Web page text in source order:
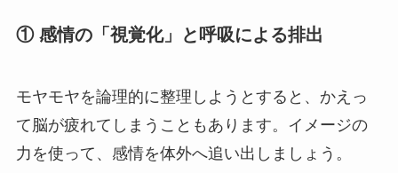
① 感情の「視覚化」と呼吸による排出
モヤモヤを論理的に整理しようとすると、かえっ
て脳が疲れてしまうこともあります。イメージの
力を使って、感情を体外へ追い出しましょう。